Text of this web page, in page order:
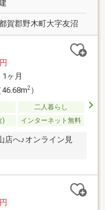
賀郡野木町大字友沼
1ヶ月
2）
二人暮らし
) インターネット無料
店へ♪オンライン見